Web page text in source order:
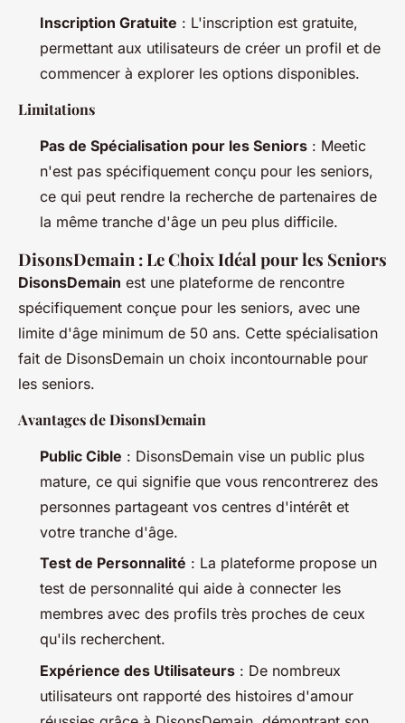
Inscription Gratuite : L'inscription est gratuite,
permettant aux utilisateurs de créer un profil et de
commencer à explorer les options disponibles.
Limitations
Pas de Spécialisation pour les Seniors : Meetic
n'est pas spécifiquement conçu pour les seniors,
ce qui peut rendre la recherche de partenaires de
la même tranche d'âge un peu plus difficile.
DisonsDemain : Le Choix Idéal pour les Seniors
DisonsDemain est une plateforme de rencontre
spécifiquement conçue pour les seniors, avec une
limite d'âge minimum de 50 ans. Cette spécialisation
fait de DisonsDemain un choix incontournable pour
les seniors.
Avantages de DisonsDemain
Public Cible : DisonsDemain vise un public plus
mature, ce qui signifie que vous rencontrerez des
personnes partageant vos centres d'intérêt et
votre tranche d'âge.
Test de Personnalité : La plateforme propose un
test de personnalité qui aide à connecter les
membres avec des profils très proches de ceux
qu'ils recherchent.
Expérience des Utilisateurs : De nombreux
utilisateurs ont rapporté des histoires d'amour